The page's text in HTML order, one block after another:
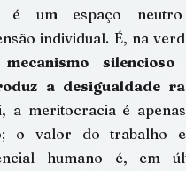
é um espaço neutro
individual. É, na
mecanismo silencioso
a desigualdade
a meritocracia é apenas
o valor do trabalho e
humano é, em